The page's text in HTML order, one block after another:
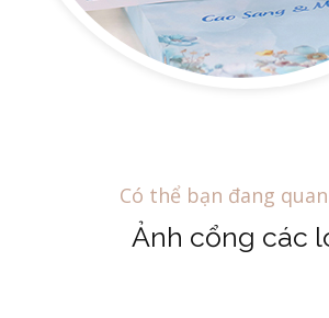
Có thể bạn đang
Ảnh cổng các